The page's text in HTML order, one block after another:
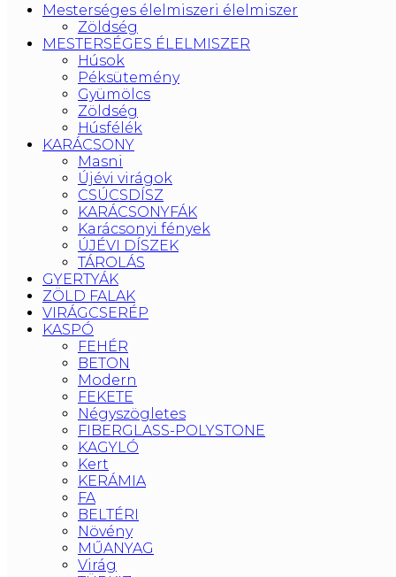
Mesterséges élelmiszeri élelmiszer
Zöldség
MESTERSÉGES ÉLELMISZER
Húsok
Péksütemény
Gyümölcs
Zöldség
Húsfélék
KARÁCSONY
Masni
Újévi virágok
CSÚCSDÍSZ
KARÁCSONYFÁK
Karácsonyi fények
ÚJÉVI DÍSZEK
TÁROLÁS
GYERTYÁK
ZÖLD FALAK
VIRÁGCSERÉP
KASPÓ
FEHÉR
BETON
Modern
FEKETE
Négyszögletes
FIBERGLASS-POLYSTONE
KAGYLÓ
Kert
KERÁMIA
FA
BELTÉRI
Növény
MŰANYAG
Virág